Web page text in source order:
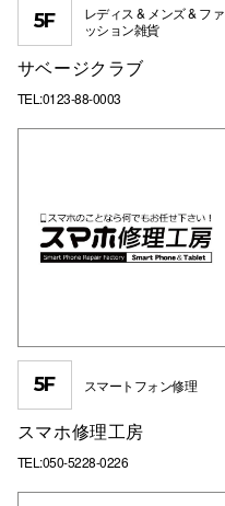
5F
レディス & メンズ & ファ
ッション雑貨
サベージクラブ
TEL:0123-88-0003
5F スマートフォン修理
スマホ修理工房
TEL:050-5228-0226